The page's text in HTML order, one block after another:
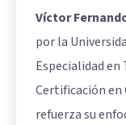
Víctor
por la
Especialidad en
Certificación en
refuerza su